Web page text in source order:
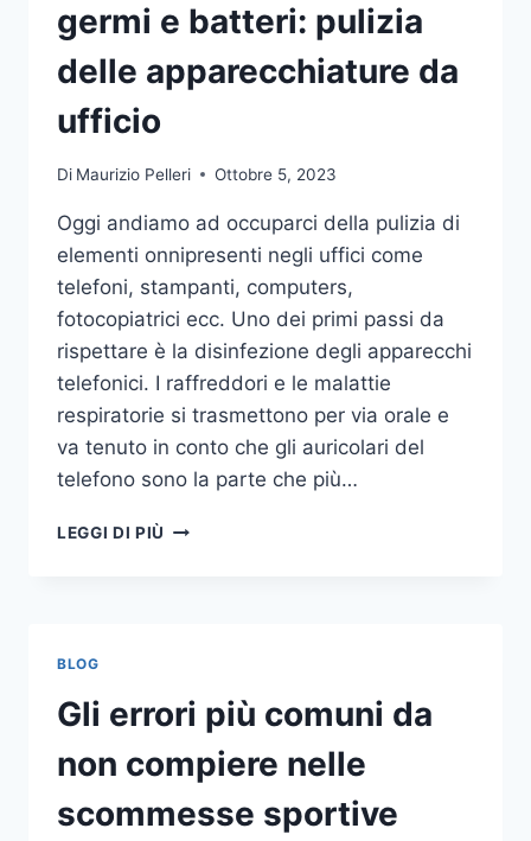
germi e batteri: pulizia
delle apparecchiature da
ufficio
Di Maurizio Pelleri Ottobre 5, 2023
Oggi andiamo ad occuparci della pulizia di
elementi onnipresenti negli uffici come
telefoni, stampanti, computers,
fotocopiatrici ecc. Uno dei primi passi da
rispettare è la disinfezione degli apparecchi
telefonici. I raffreddori e le malattie
respiratorie si trasmettono per via orale e
va tenuto in conto che gli auricolari del
telefono sono la parte che più…
LEGGI DI PIÙ UN
PULIZIA
DELLE
APPARECCHIATURE
DA
BLOG
Gli errori più comuni da
non compiere nelle
scommesse sportive